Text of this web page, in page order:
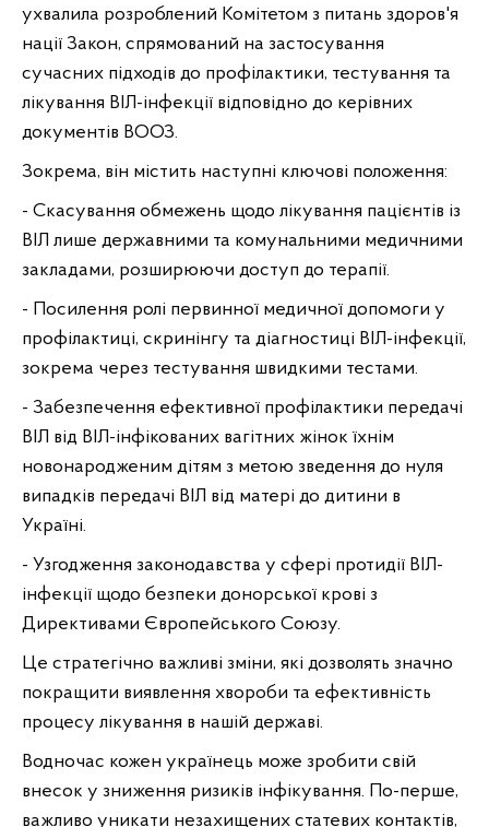
ухвалила розроблений Комітетом з питань здоров'я
нації Закон, спрямований на застосування
сучасних підходів до профілактики, тестування та
лікування ВІЛ-інфекції відповідно до керівних
документів ВООЗ.
Зокрема, він містить наступні ключові положення:
- Скасування обмежень щодо лікування пацієнтів із
ВІЛ лише державними та комунальними медичними
закладами, розширюючи доступ до терапії.
- Посилення ролі первинної медичної допомоги у
профілактиці, скринінгу та діагностиці ВІЛ-інфекції,
зокрема через тестування швидкими тестами.
- Забезпечення ефективної профілактики передачі
ВІЛ від ВІЛ-інфікованих вагітних жінок їхнім
новонародженим дітям з метою зведення до нуля
випадків передачі ВІЛ від матері до дитини в
Україні.
- Узгодження законодавства у сфері протидії ВІЛ-
інфекції щодо безпеки донорської крові з
Директивами Європейського Союзу.
Це стратегічно важливі зміни, які дозволять значно
покращити виявлення хвороби та ефективність
процесу лікування в нашій державі.
Водночас кожен українець може зробити свій
внесок у зниження ризиків інфікування. По-перше,
важливо уникати незахищених статевих контактів,